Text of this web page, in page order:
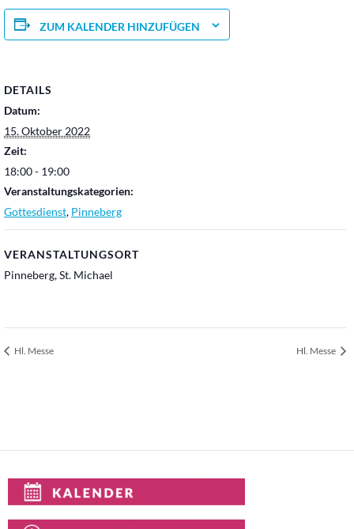
ZUM KALENDER HINZUFÜGEN
DETAILS
Datum:
15. Oktober 2022
Zeit:
18:00 - 19:00
Veranstaltungskategorien:
Gottesdienst, Pinneberg
VERANSTALTUNGSORT
Pinneberg, St. Michael
Hl. Messe Hl. Messe